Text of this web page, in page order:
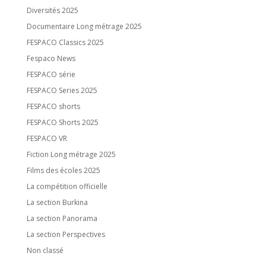
Diversités 2025
Documentaire Long métrage 2025
FESPACO Classics 2025
Fespaco News
FESPACO série
FESPACO Series 2025
FESPACO shorts
FESPACO Shorts 2025
FESPACO VR
Fiction Long métrage 2025
Films des écoles 2025
La compétition officielle
La section Burkina
La section Panorama
La section Perspectives
Non classé